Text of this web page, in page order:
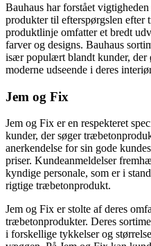
Bauhaus har forstået
produkter til efterspørgslen efter
produktlinje omfatter et bredt
farver og designs. Bauhaus
især populært blandt kunder, der
moderne udseende i deres
Jem og Fix
Jem og Fix er en respekteret
kunder, der søger
anerkendelse for sin gode
priser. Kundeanmeldelser
kyndige personale, som er i
rigtige træbetonprodukt.
Jem og Fix er stolte af deres
træbetonprodukter. Deres
i forskellige tykkelser og